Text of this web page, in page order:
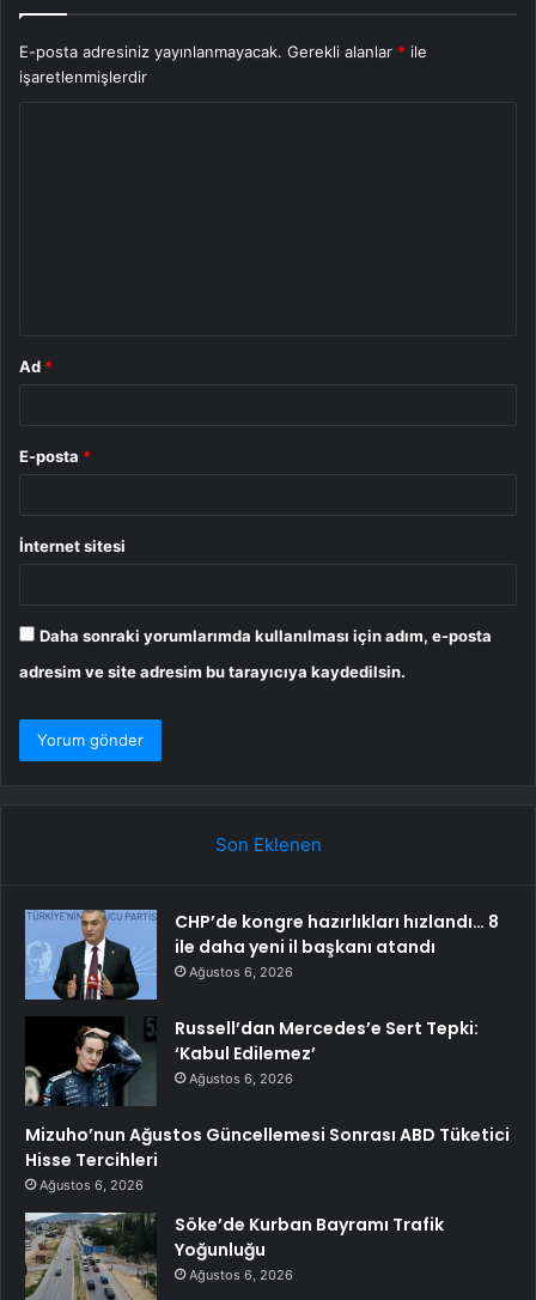
E-posta adresiniz yayınlanmayacak. Gerekli alanlar * ile
işaretlenmişlerdir
Ad *
E-posta *
İnternet sitesi
Daha sonraki yorumlarımda kullanılması için adım, e-posta
adresim ve site adresim bu tarayıcıya kaydedilsin.
Son Eklenen
CHP’de kongre hazırlıkları hızlandı… 8
ile daha yeni il başkanı atandı
Ağustos 6, 2026
Russell’dan Mercedes’e Sert Tepki:
‘Kabul Edilemez’
Ağustos 6, 2026
Mizuho’nun Ağustos Güncellemesi Sonrası ABD Tüketici
Hisse Tercihleri
Ağustos 6, 2026
Söke’de Kurban Bayramı Trafik
Yoğunluğu
Ağustos 6, 2026